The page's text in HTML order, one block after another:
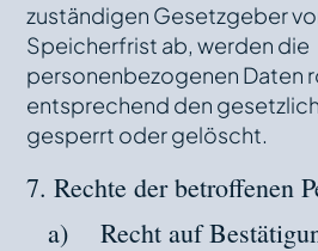
zuständigen Gesetzgeber
Speicherfrist ab, werden die
personenbezogenen Daten
entsprechend den
gesperrt oder gelöscht.
7. Rechte der betroffenen
a) Recht auf